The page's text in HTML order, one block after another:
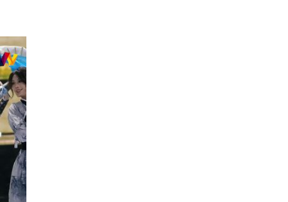
地实战。周大生在盛典中呈现的不仅是珠宝，
台视觉语言。人气国风明星刘宇带来“人在画中
系列国风珠宝亮相，并携手《ELLE》与盖娅传